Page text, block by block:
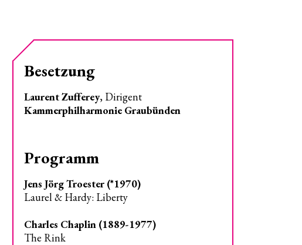
Besetzung
Laurent Zufferey, Dirigent
Kammerphilharmonie Graubünden
Programm
Jens Jörg Troester (*1970)
Laurel & Hardy: Liberty
Charles Chaplin (1889-1977)
The Rink